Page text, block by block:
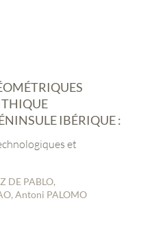
IBÉRIQUE :
et
DE PABLO,
Antoni PALOMO